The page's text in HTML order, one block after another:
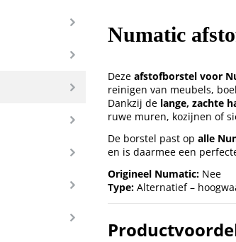
Numatic
Deze afstofborstel voor
reinigen van meubels,
Dankzij de lange, zachte
ruwe muren, kozijnen of
De borstel past op alle
en is daarmee een
Origineel Numatic:Nee
Type:Alternatief –